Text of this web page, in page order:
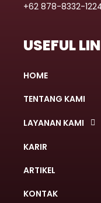
+62 878-8332-
USEFUL
HOME
TENTANG KAMI
LAYANAN KAMI
KARIR
ARTIKEL
KONTAK